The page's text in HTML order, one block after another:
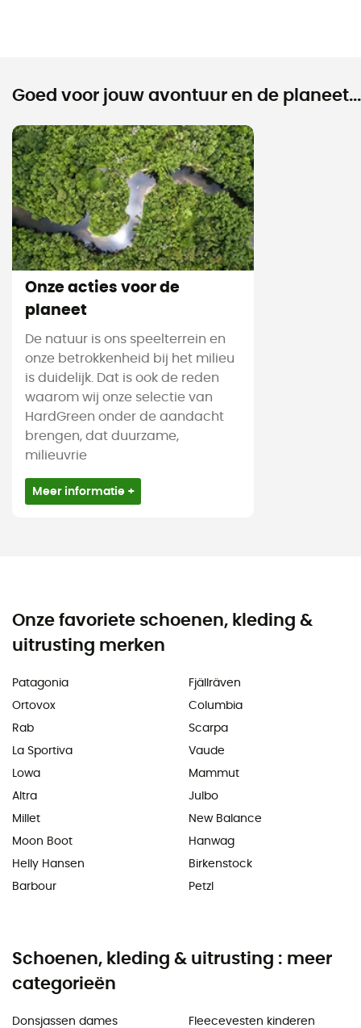
Goed voor jouw avontuur en de planeet...
Onze acties voor de
planeet
De natuur is ons speelterrein en
onze betrokkenheid bij het milieu
is duidelijk. Dat is ook de reden
waarom wij onze selectie van
HardGreen onder de aandacht
brengen, dat duurzame,
milieuvrie
Meer informatie +
Onze favoriete schoenen, kleding &
uitrusting merken
Patagonia
Ortovox
Rab
La Sportiva
Lowa
Altra
Millet
Moon Boot
Helly Hansen
Barbour
Fjällräven
Columbia
Scarpa
Vaude
Mammut
Julbo
New Balance
Hanwag
Birkenstock
Petzl
Schoenen, kleding & uitrusting : meer
categorieën
Donsjassen dames
Fleecevesten kinderen